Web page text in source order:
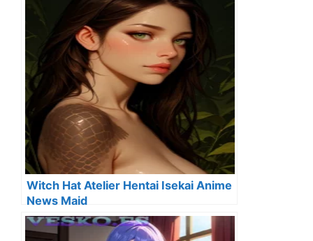
Witch Hat Atelier Hentai Isekai Anime
News Maid